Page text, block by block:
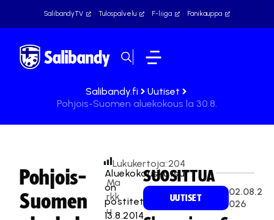
SalibandyTV Tulospalvelu F-liiga Fanikauppa
Salibandy.fi
Uutiset
Pohjois-Suomen aluekokous la 30.8.
Pohjois-
Suomen
Ma
rkk
u
Lukukertoja:204
Aluekokouskutsut
on
postitettu
13.8.2014
SUOSITTUA
UUTISET
02.08.2
026